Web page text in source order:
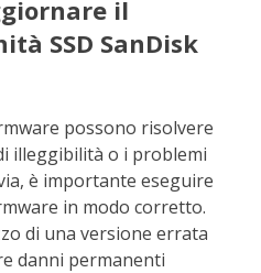
il
SSD SanDisk
possono risolvere
illeggibilità o i problemi
è importante eseguire
in modo corretto.
di una versione errata
danni permanenti